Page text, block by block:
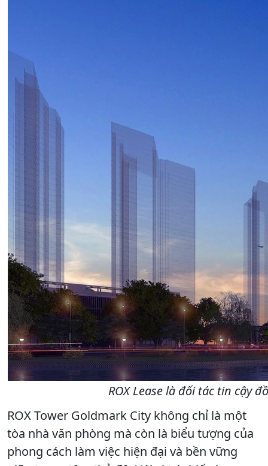
ROX Lease là đối tác tin
ROX Tower Goldmark City không chỉ là một
tòa nhà văn phòng mà còn là biểu tượng của
phong cách làm việc hiện đại và bền vững